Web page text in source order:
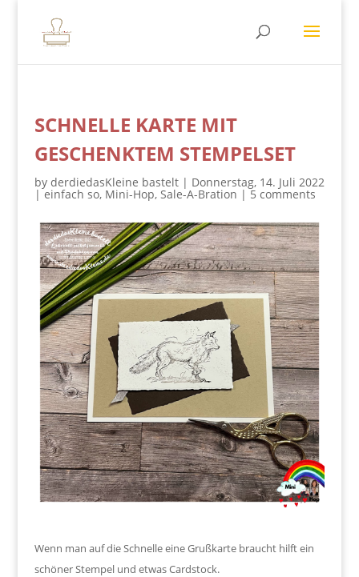
SCHNELLE KARTE MIT
GESCHENKTEM STEMPELSET
by derdiedasKleine bastelt| Donnerstag, 14. Juli 2022
|einfach so, Mini-Hop, Sale-A-Bration |5 comments
Wenn man auf die Schnelle eine Grußkarte braucht hilft ein
schöner Stempel und etwas Cardstock.